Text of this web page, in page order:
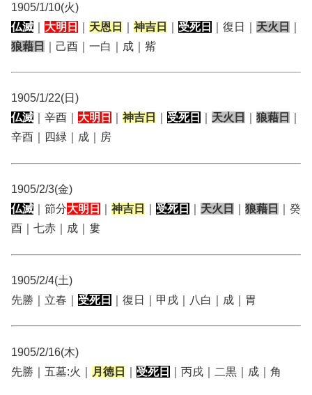
1905/1/10(火)
仏滅
大明日 天恩日 神吉日 受死日 ｜復日｜ 天火日
狼藉日
｜己酉｜一白｜成｜觜
1905/1/22(日)
仏滅 ｜辛酉｜ 大明日 神吉日 受死日 天火日 狼藉日
辛酉｜四緑｜成｜房
1905/2/3(金)
仏滅 ｜節分大明日 神吉日 受死日 天火日 狼藉日
｜癸
酉｜七赤｜成｜婁
1905/2/4(土)
先勝｜立春｜ 受死日 ｜復日｜甲戌｜八白｜成｜胃
1905/2/16(木)
先勝｜五墓:火｜
月徳日 受死日 ｜丙戌｜二黒｜成｜角